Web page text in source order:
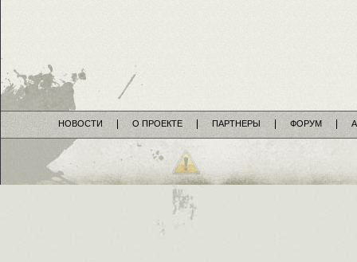
НОВОСТИ О ПРОЕКТЕ ПАРТНЕРЫ ФОРУМ